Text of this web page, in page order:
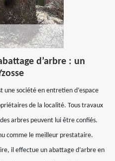
d’arbre : un
une société en entretien d’espace
de la localité. Tous travaux
arbres peuvent lui être confiés.
comme le meilleur prestataire.
il effectue un abattage d’arbre en